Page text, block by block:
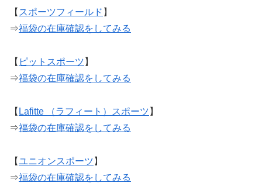
【 スポーツフィールド 】
⇒福袋の在庫確認をしてみる
【 ピットスポーツ 】
⇒福袋の在庫確認をしてみる
【 Lafitte （ラフィート）スポーツ 】
⇒福袋の在庫確認をしてみる
【ユニオンスポーツ 】
⇒福袋の在庫確認をしてみる